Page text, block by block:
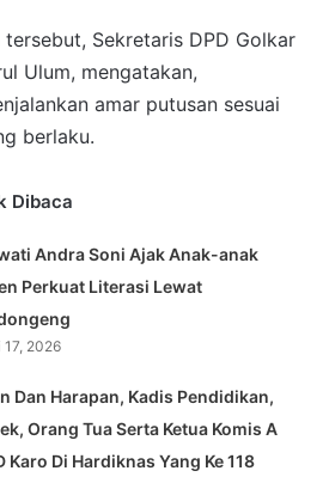
Sekretaris DPD Golkar
Ulum, mengatakan,
amar putusan sesuai
berlaku.
Dibaca
Andra Soni Ajak Anak-anak
Perkuat Literasi Lewat
17, 2026
Dan Harapan, Kadis Pendidikan,
Orang Tua Serta Ketua Komis A
Karo Di Hardiknas Yang Ke 118